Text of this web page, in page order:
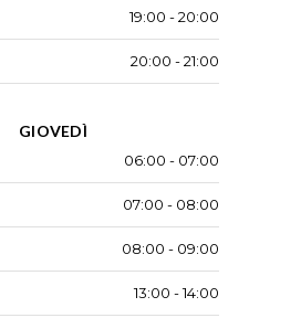
19:00 - 20:00
20:00 - 21:00
GIOVEDÌ
06:00 - 07:00
07:00 - 08:00
08:00 - 09:00
13:00 - 14:00